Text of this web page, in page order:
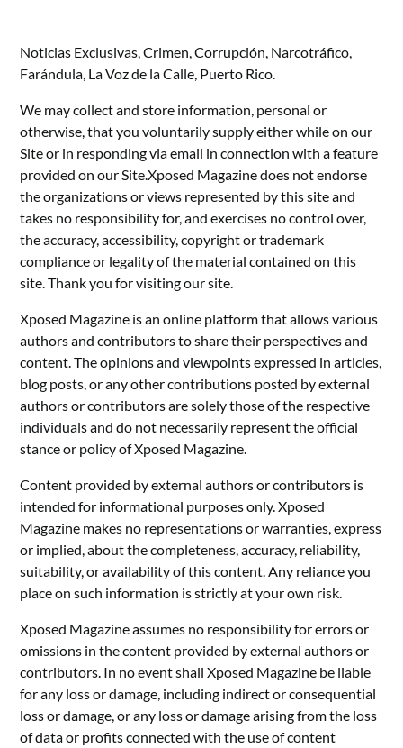
Noticias Exclusivas, Crimen, Corrupción, Narcotráfico,
Farándula, La Voz de la Calle, Puerto Rico.
We may collect and store information, personal or
otherwise, that you voluntarily supply either while on our
Site or in responding via email in connection with a feature
provided on our Site.Xposed Magazine does not endorse
the organizations or views represented by this site and
takes no responsibility for, and exercises no control over,
the accuracy, accessibility, copyright or trademark
compliance or legality of the material contained on this
site. Thank you for visiting our site.
Xposed Magazine is an online platform that allows various
authors and contributors to share their perspectives and
content. The opinions and viewpoints expressed in articles,
blog posts, or any other contributions posted by external
authors or contributors are solely those of the respective
individuals and do not necessarily represent the official
stance or policy of Xposed Magazine.
Content provided by external authors or contributors is
intended for informational purposes only. Xposed
Magazine makes no representations or warranties, express
or implied, about the completeness, accuracy, reliability,
suitability, or availability of this content. Any reliance you
place on such information is strictly at your own risk.
Xposed Magazine assumes no responsibility for errors or
omissions in the content provided by external authors or
contributors. In no event shall Xposed Magazine be liable
for any loss or damage, including indirect or consequential
loss or damage, or any loss or damage arising from the loss
of data or profits connected with the use of content